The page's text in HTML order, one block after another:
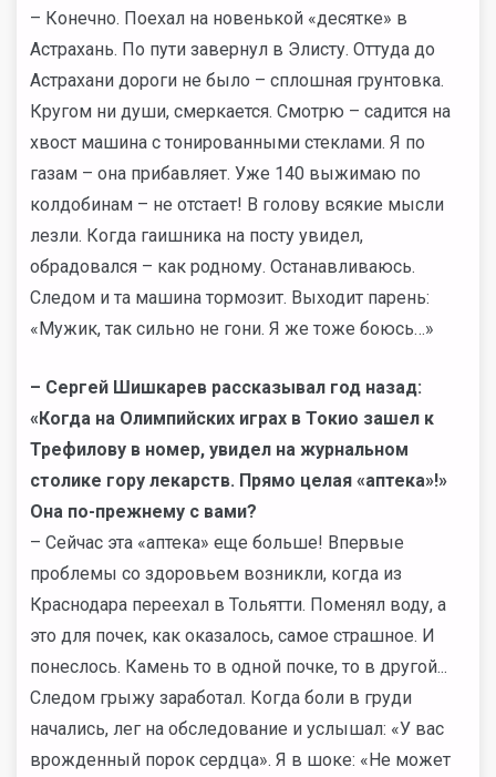
– Конечно. Поехал на новенькой «десятке» в
Астрахань. По пути завернул в Элисту. Оттуда до
Астрахани дороги не было – сплошная грунтовка.
Кругом ни души, смеркается. Смотрю – садится на
хвост машина с тонированными стеклами. Я по
газам – она прибавляет. Уже 140 выжимаю по
колдобинам – не отстает! В голову всякие мысли
лезли. Когда гаишника на посту увидел,
обрадовался – как родному. Останавливаюсь.
Следом и та машина тормозит. Выходит парень:
«Мужик, так сильно не гони. Я же тоже боюсь…»
– Сергей Шишкарев рассказывал год назад:
«Когда на Олимпийских играх в Токио зашел к
Трефилову в номер, увидел на журнальном
столике гору лекарств. Прямо целая «аптека»!»
Она по-прежнему с вами?
– Сейчас эта «аптека» еще больше! Впервые
проблемы со здоровьем возникли, когда из
Краснодара переехал в Тольятти. Поменял воду, а
это для почек, как оказалось, самое страшное. И
понеслось. Камень то в одной почке, то в другой...
Следом грыжу заработал. Когда боли в груди
начались, лег на обследование и услышал: «У вас
врожденный порок сердца». Я в шоке: «Не может